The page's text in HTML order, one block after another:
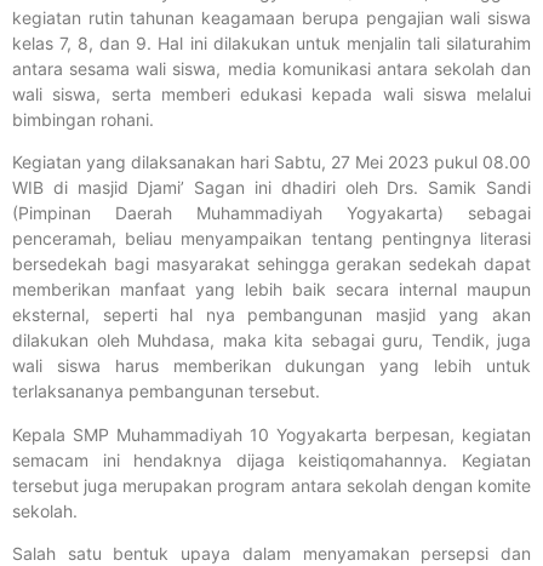
kegiatan rutin tahunan keagamaan berupa pengajian wali siswa
kelas 7, 8, dan 9. Hal ini dilakukan untuk menjalin tali silaturahim
antara sesama wali siswa, media komunikasi antara sekolah dan
wali siswa, serta memberi edukasi kepada wali siswa melalui
bimbingan rohani.
Kegiatan yang dilaksanakan hari Sabtu, 27 Mei 2023 pukul 08.00
WIB di masjid Djami’ Sagan ini dhadiri oleh Drs. Samik Sandi
(Pimpinan Daerah Muhammadiyah Yogyakarta) sebagai
penceramah, beliau menyampaikan tentang pentingnya literasi
bersedekah bagi masyarakat sehingga gerakan sedekah dapat
memberikan manfaat yang lebih baik secara internal maupun
eksternal, seperti hal nya pembangunan masjid yang akan
dilakukan oleh Muhdasa, maka kita sebagai guru, Tendik, juga
wali siswa harus memberikan dukungan yang lebih untuk
terlaksananya pembangunan tersebut.
Kepala SMP Muhammadiyah 10 Yogyakarta berpesan, kegiatan
semacam ini hendaknya dijaga keistiqomahannya. Kegiatan
tersebut juga merupakan program antara sekolah dengan komite
sekolah.
Salah satu bentuk upaya dalam menyamakan persepsi dan